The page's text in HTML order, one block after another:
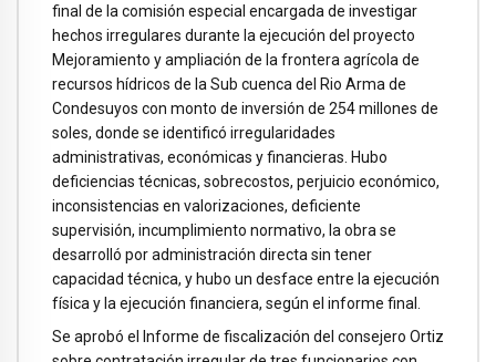
final de la comisión especial encargada de investigar
hechos irregulares durante la ejecución del proyecto
Mejoramiento y ampliación de la frontera agrícola de
recursos hídricos de la Sub cuenca del Rio Arma de
Condesuyos con monto de inversión de 254 millones de
soles, donde se identificó irregularidades
administrativas, económicas y financieras. Hubo
deficiencias técnicas, sobrecostos, perjuicio económico,
inconsistencias en valorizaciones, deficiente
supervisión, incumplimiento normativo, la obra se
desarrolló por administración directa sin tener
capacidad técnica, y hubo un desface entre la ejecución
física y la ejecución financiera, según el informe final.
Se aprobó el Informe de fiscalización del consejero Ortiz